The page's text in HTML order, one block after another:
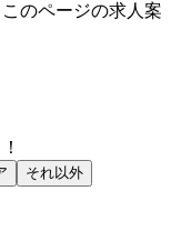
のページの求人案
それ以外